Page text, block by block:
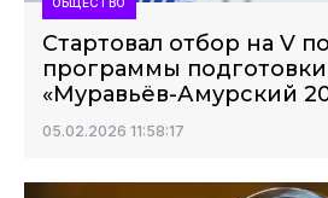
Стартовал отбор на V
программы
«Муравьёв-Амурский
05.02.2026 11:58:17